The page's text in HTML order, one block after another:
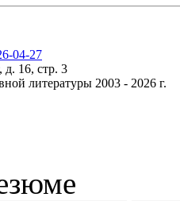
04-27
д. 16, стр. 3
литературы 2003 - 2026 г.